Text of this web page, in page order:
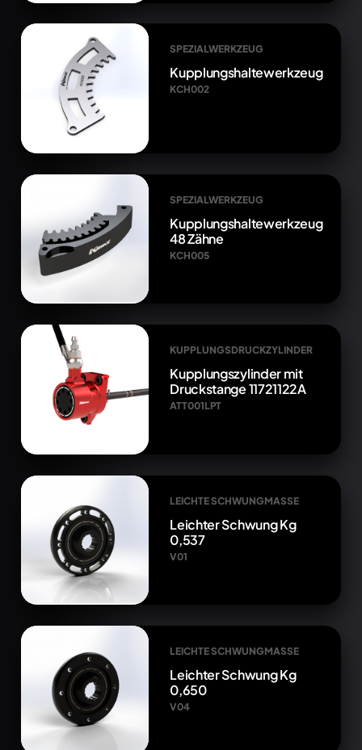
SPEZIALWERKZEUG
Kupplungshaltewerkzeug
KCH002
SPEZIALWERKZEUG
Kupplungshaltewerkzeug
48 Zähne
KCH005
KUPPLUNGSDRUCKZYLINDER
Kupplungszylinder mit
Druckstange 11721122A
ATT001LPT
LEICHTE SCHWUNGMASSE
Leichter Schwung Kg
0,537
V01
LEICHTE SCHWUNGMASSE
Leichter Schwung Kg
0,650
V04